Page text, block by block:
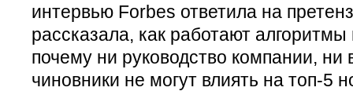
интервью Forbes ответила на
рассказала, как работают алгоритмы
почему ни руководство компании,
чиновники не могут влиять на топ-5